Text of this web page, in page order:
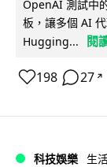
OpenAI 測試中
板，讓多個 AI
Hugging...
閱
198 27 ↗
科技娛樂 生